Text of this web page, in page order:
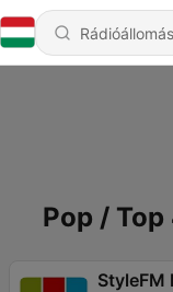
Pop /
StyleFM